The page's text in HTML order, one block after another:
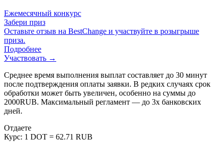
Ежемесячный конкурс
Забери приз
Оставьте отзыв на BestChange и участвуйте в розыгрыше
приза.
Подробнее
Участвовать →
Среднее время выполнения выплат составляет до 30 минут
после подтверждения оплаты заявки. В редких случаях срок
обработки может быть увеличен, особенно на суммы до
2000RUB. Максимальный регламент — до 3х банковских
дней.
Отдаете
Курс: 1 DOT = 62.71 RUB